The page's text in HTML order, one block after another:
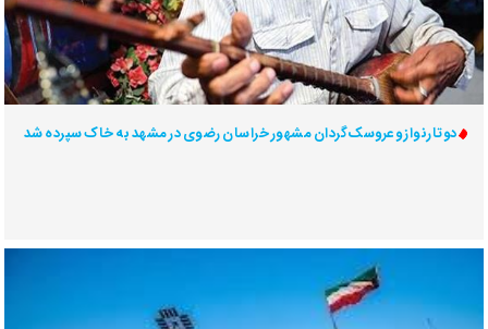
دوتارنواز و عروسک‌گردان مشهور خراسان رضوی در مشهد به خاک سپرده شد